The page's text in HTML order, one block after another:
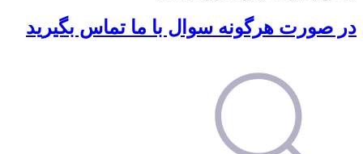
در صورت هرگونه سوال با ما تماس بگیرید